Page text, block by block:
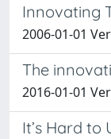
Innovating
2006-01-01
The
2016-01-01
It’s Hard to